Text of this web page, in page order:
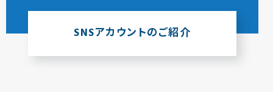
SNSアカウントのご紹介